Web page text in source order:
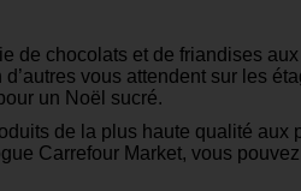
de chocolats et de friandises
vous attendent sur les
un Noël sucré.
de la plus haute qualité
Carrefour Market, vous